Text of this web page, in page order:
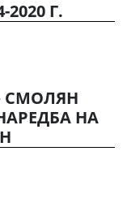
Г.
СМОЛЯН
НА